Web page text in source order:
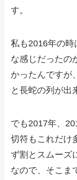
す。
私も2016年の
な感じだったの
かったんですが
と長蛇の列が出
でも2017年、
切符もこれだけ
ず割とスムーズ
なので、そこま